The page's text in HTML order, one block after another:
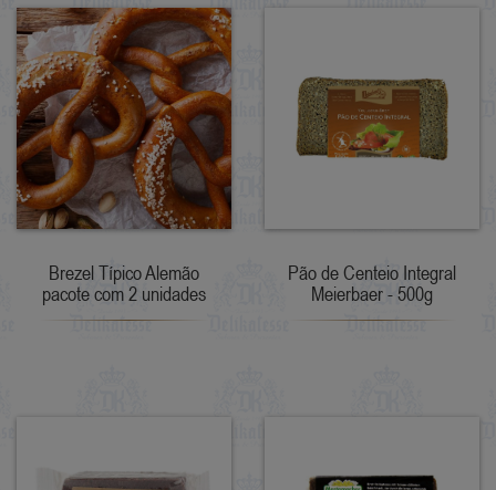
Brezel Típico Alemão
pacote com 2 unidades
Pão de Centeio Integral
Meierbaer - 500g